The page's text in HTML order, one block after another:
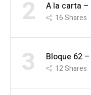
2 A la carta –
16Shares
3 Bloque 62
12Shares